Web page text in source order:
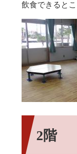
飲食できるとこ
2階